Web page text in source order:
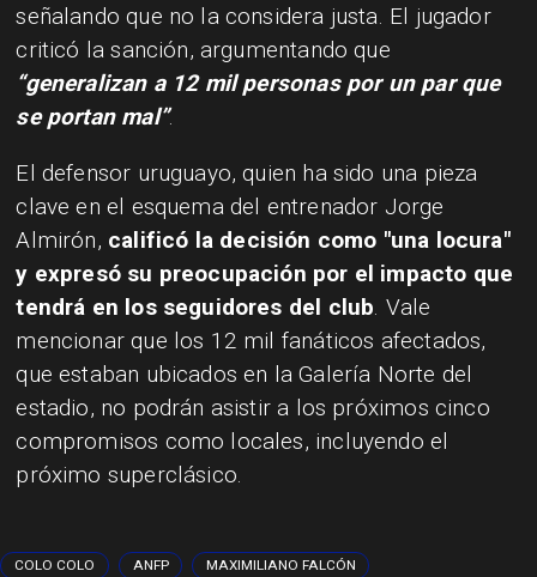
señalando que no la considera justa. El jugador
criticó la sanción, argumentando que
“generalizan a 12 mil personas por un par que
se portan mal”.
El defensor uruguayo, quien ha sido una pieza
clave en el esquema del entrenador Jorge
Almirón, calificó la decisión como "una locura"
y expresó su preocupación por el impacto que
tendrá en los seguidores del club. Vale
mencionar que los 12 mil fanáticos afectados,
que estaban ubicados en la Galería Norte del
estadio, no podrán asistir a los próximos cinco
compromisos como locales, incluyendo el
próximo superclásico.
COLO COLO ANFP MAXIMILIANO FALCÓN